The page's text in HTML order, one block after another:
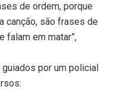
de ordem, porque
canção, são frases de
falam em matar”,
guiados por um policial